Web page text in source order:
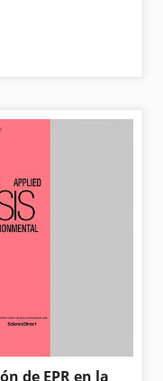
de EPR en la